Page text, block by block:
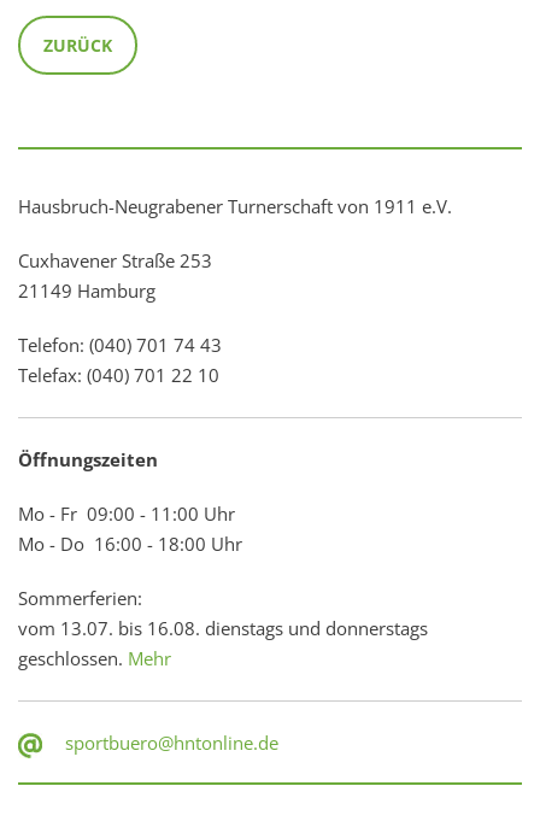
ZURÜCK
Hausbruch-Neugrabener Turnerschaft von 1911 e.V.
Cuxhavener Straße 253
21149 Hamburg
Telefon: (040) 701 74 43
Telefax: (040) 701 22 10
Öffnungszeiten
Mo - Fr 09:00 - 11:00 Uhr
Mo - Do 16:00 - 18:00 Uhr
Sommerferien:
vom 13.07. bis 16.08. dienstags und donnerstags
geschlossen. Mehr
sportbuero@hntonline.de